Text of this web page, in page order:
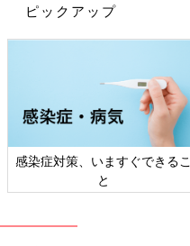
ピックアップ
感染症対策、いますぐできるこ
と